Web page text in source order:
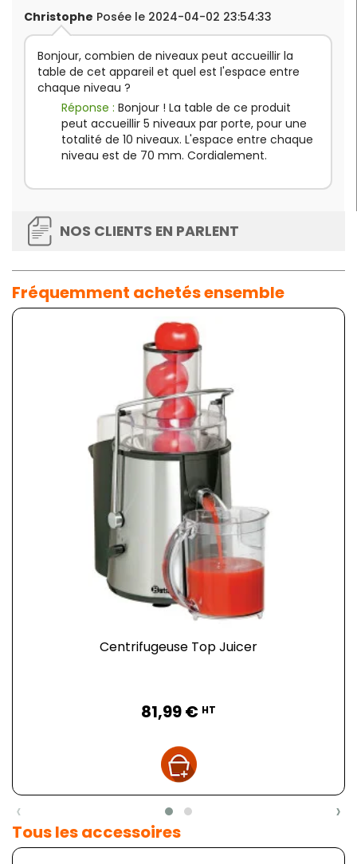
Christophe Posée le 2024-04-02 23:54:33
Bonjour, combien de niveaux peut accueillir la
table de cet appareil et quel est l'espace entre
chaque niveau ?
Réponse : Bonjour ! La table de ce produit
peut accueillir 5 niveaux par porte, pour une
totalité de 10 niveaux. L'espace entre chaque
niveau est de 70 mm. Cordialement.
NOS CLIENTS EN PARLENT
Fréquemment achetés ensemble
Centrifugeuse Top Juicer
81,99 € HT
‹ ›
Tous les accessoires